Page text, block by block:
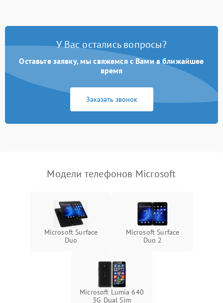
У Вас остались вопросы?
Оставьте заявку, мы свяжемся с Вами в ближайшее
время
Заказать звонок
Модели телефонов Microsoft
Microsoft Surface
Duo
Microsoft Surface
Duo 2
Microsoft Lumia 640
3G Dual Sim